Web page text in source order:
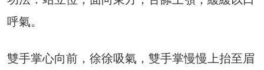
呼氣。
雙手掌心向前，徐徐吸氣，雙手掌慢慢上抬至眉